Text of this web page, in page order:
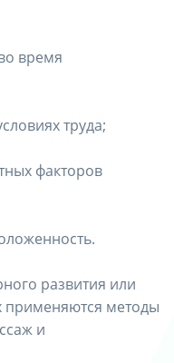
время
труда;
факторов
развития или
применяются методы
и